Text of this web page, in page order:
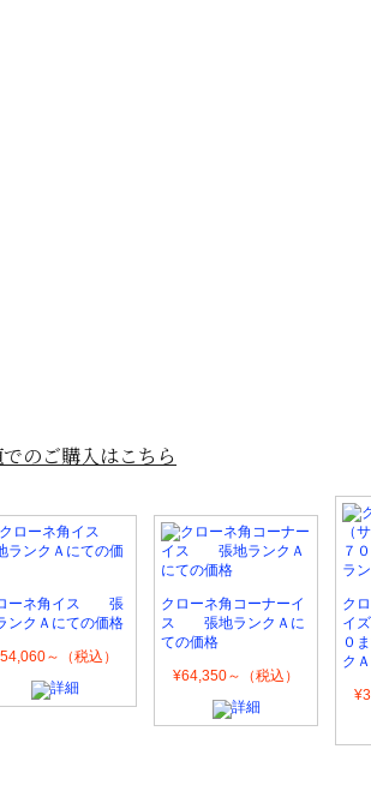
ーネ角イス 張
ンクＡにての価格
～（税込）
クローネ角コーナーイ
ス 張地ランクＡに
ての価格
¥64,350～（税込）
ク
イ
０
ク